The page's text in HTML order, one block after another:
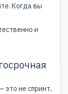
Когда вы
и
это не спринт,